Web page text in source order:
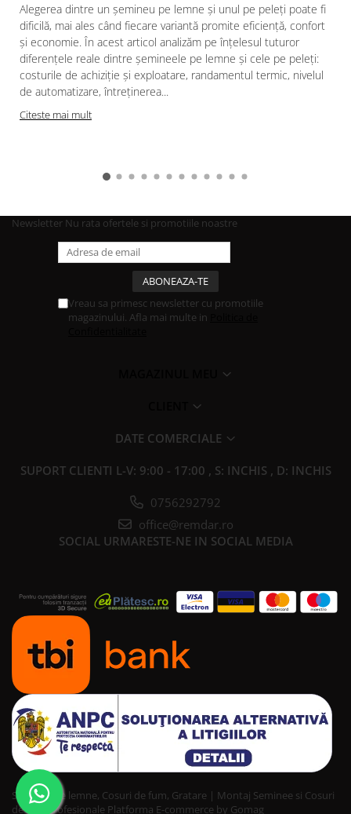
Alegerea dintre un șemineu pe lemne și unul pe peleți poate fi
dificilă, mai ales când fiecare variantă promite eficiență, confort
și economie. În acest articol analizăm pe înțelesul tuturor
diferențele reale dintre șemineele pe lemne și cele pe peleți:
costurile de achiziție și exploatare, randamentul termic, nivelul
de automatizare, întreținerea...
Citeste mai mult
Newsletter Nu rata ofertele si promotiile noastre
Vreau sa primesc newsletter cu promotiile
magazinului. Afla mai multe in
DATE COMERCIALE
SUPORT CLIENTI L-V: 9:00 - 17:00 , S: INCHIS , D: INCHIS
0756292792
office@remdar.ro
SOCIAL URMARESTE-NE IN SOCIAL MEDIA
Seminee pe lemne, Cosuri de fum, Gratare | Montaj Seminee si Cosuri
de fum profesionale Platforma E-commerce by Gomag